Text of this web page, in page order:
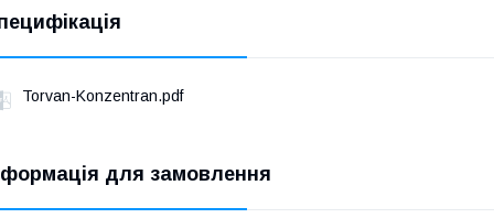
Torvan-Konzentran.pdf
для замовлення